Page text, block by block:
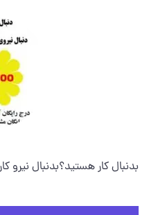
بدنبال کار هستید؟بدنبال نیرو